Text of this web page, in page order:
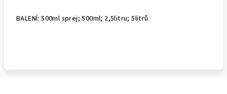
BALENÍ: 500ml sprej; 500ml; 2,5litru; 5litrů